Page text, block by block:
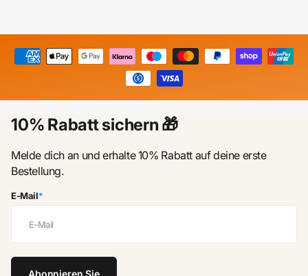
10% Rabatt sichern 🎁
Melde dich an und erhalte 10% Rabatt auf deine erste
Bestellung.
E-Mail*
Abonnieren Sie